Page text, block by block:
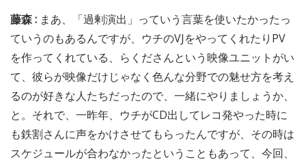
藤森 : まあ、「過剰演出」っていう言葉を使いたかったっ
ていうのもあるんですが、ウチのVJをやってくれたりPV
を作ってくれている、らくださんという映像ユニットがい
て、彼らが映像だけじゃなく色んな分野での魅せ方を考え
るのが好きな人たちだったので、一緒にやりましょうか、
と。それで、一昨年、ウチがCD出してレコ発やった時に
も鉄割さんに声をかけさせてもらったんですが、その時は
スケジュールが合わなかったということもあって、今回、